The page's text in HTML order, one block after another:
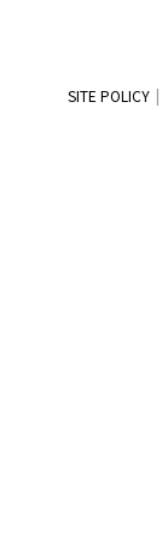
SITE POLICY